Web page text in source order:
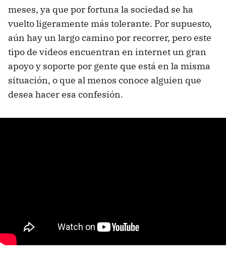
meses, ya que por fortuna la sociedad se ha
vuelto ligeramente más tolerante. Por supuesto,
aún hay un largo camino por recorrer, pero este
tipo de vídeos encuentran en internet un gran
apoyo y soporte por gente que está en la misma
situación, o que al menos conoce alguien que
desea hacer esa confesión.